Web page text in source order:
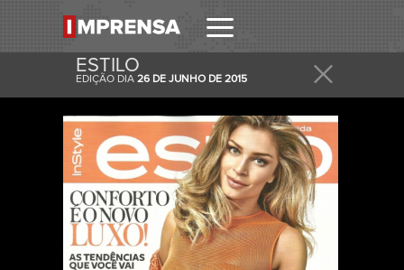
ESTILO
EDIÇÃO DIA 26 DE JUNHO DE 2015
RECEBER
RECEBA ESTA E OUTRAS CAPAS NO SEU EMAIL
DIARIAMENTE.